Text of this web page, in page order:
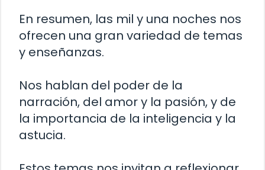
En resumen, las mil y una noches nos
ofrecen una gran variedad de temas
y enseñanzas.
Nos hablan del poder de la
narración, del amor y la pasión, y de
la importancia de la inteligencia y la
astucia.